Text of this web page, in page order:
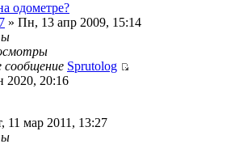
одометре?
» Пн, 13 апр 2009, 15:14
сообщение Sprutolog
2020, 20:16
11 мар 2011, 13:27